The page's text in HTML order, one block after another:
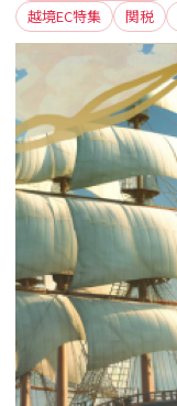
越境EC特集
関税